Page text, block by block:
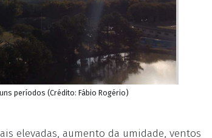
períodos (Crédito: Fábio Rogério)
elevadas, aumento da umidade, ventos